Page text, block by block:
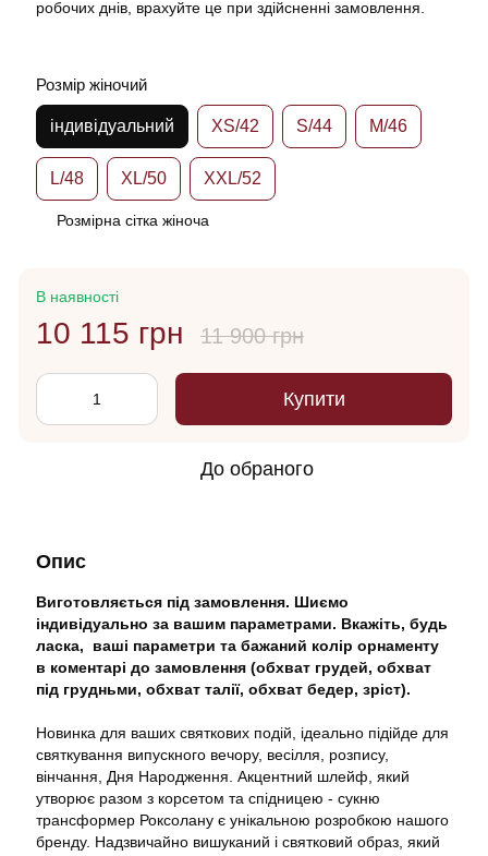
робочих днів, врахуйте це при здійсненні замовлення.
Розмір жіночий
індивідуальний XS/42 S/44 M/46
L/48 XL/50 XXL/52
Розмірна сітка жіноча
В наявності
10 115 грн 11 900 грн
Купити
До обраного
Опис
Виготовляється під замовлення. Шиємо
індивідуально за вашим параметрами. Вкажіть, будь
ласка, ваші параметри та бажаний колір орнаменту
в коментарі до замовлення (обхват грудей, обхват
під грудньми, обхват талії, обхват бедер, зріст).
Новинка для ваших святкових подій, ідеально підійде для
святкування випускного вечору, весілля, розпису,
вінчання, Дня Народження. Акцентний шлейф, який
утворює разом з корсетом та спідницею - сукню
трансформер Роксолану є унікальною розробкою нашого
бренду. Надзвичайно вишуканий і святковий образ, який